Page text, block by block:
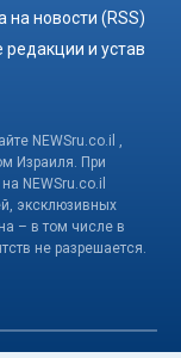
на новости (RSS)
и устав
NEWSru.co.il ,
Израиля. При
NEWSru.co.il
эксклюзивных
– в том числе в
не разрешается.